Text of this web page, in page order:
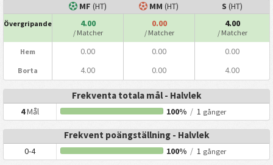
MF (HT) MM (HT) S (HT)
Övergripande 4.00
/ Matcher
0.00
/ Matcher
4.00
/ Matcher
Hem 0.00 0.00 0.00
Borta 4.00 0.00 4.00
Frekventa totala mål - Halvlek
4Mål 100% / 1 gånger
Frekvent poängställning - Halvlek
0-4 100% / 1 gånger